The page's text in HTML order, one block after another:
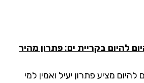
בקריית ים: פתרון מהיר
מציע פתרון יעיל ואמין למי